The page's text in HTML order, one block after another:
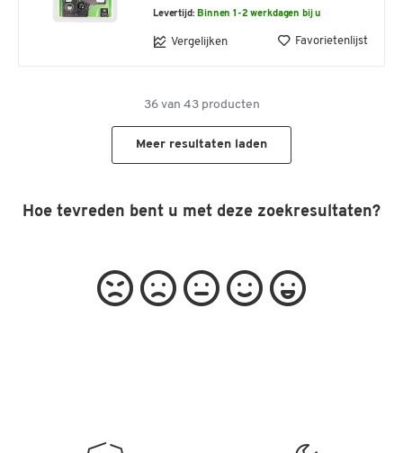
Levertijd: Binnen 1-2 werkdagen bij u
Vergelijken Favorietenlijst
36van 43producten
Meer resultaten laden
Hoe tevreden bent u met deze zoekresultaten?